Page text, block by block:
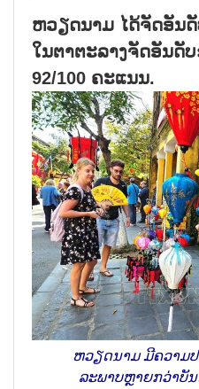
ຫວຽດນາມ ໄດ້ຈັດອັນ
ໃນຕາຕະລາງຈັດອັນດັ
92/100 ຄະແນນ.
ຫວຽດນາມ ມີຄວາມ
ລະພາບຫຼາຍກວ່າບັ